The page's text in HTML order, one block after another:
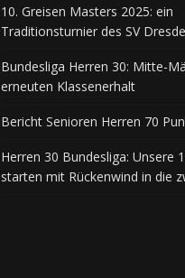
10. Greisen Masters 2025: ein
Traditionsturnier des SV
Bundesliga Herren 30: Mitte-
erneuten Klassenerhalt
Bericht Senioren Herren 70
Herren 30 Bundesliga: Unsere
starten mit Rückenwind in die